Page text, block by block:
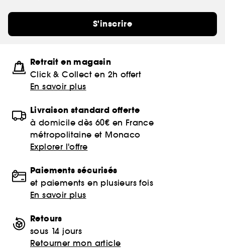
S'inscrire
Retrait en magasin
Click & Collect en 2h offert
En savoir plus
Livraison standard offerte
à domicile dès 60€ en France
métropolitaine et Monaco
Explorer l'offre
Paiements sécurisés
et paiements en plusieurs fois
En savoir plus
Retours
sous 14 jours
Retourner mon article